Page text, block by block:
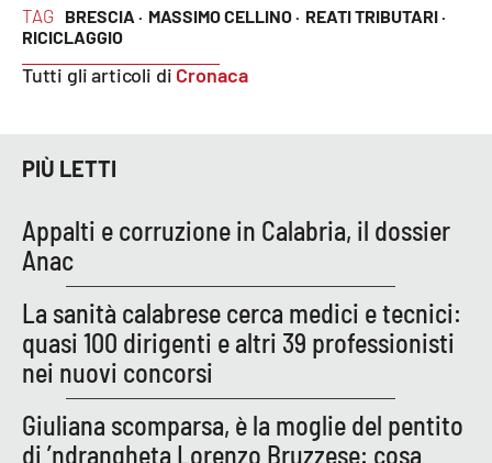
Lacitymag.it
Lacapitalenews.it
Ilvibonese.it
Catanzarochannel.it
APP
Android
TAG BRESCIA · MASSIMO CELLINO · REATI TRIBUTARI ·
RICICLAGGIO
Tutti gli articoli di Cronaca
PIÙ LETTI
Appalti e corruzione in Calabria, il dossier
Anac
La sanità calabrese cerca medici e tecnici:
quasi 100 dirigenti e altri 39 professionisti
nei nuovi concorsi
Giuliana scomparsa, è la moglie del pentito
di ’ndrangheta Lorenzo Bruzzese: cosa